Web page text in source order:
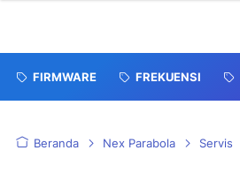
FIRMWARE FREKUENSI
Beranda Nex Parabola Servis